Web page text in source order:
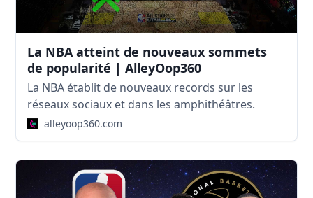
La NBA atteint de nouveaux sommets
de popularité | AlleyOop360
La NBA établit de nouveaux records sur les
réseaux sociaux et dans les amphithéâtres.
alleyoop360.com